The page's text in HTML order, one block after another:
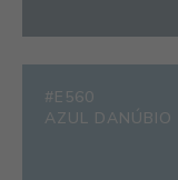
#E560
AZUL DANÚBIO